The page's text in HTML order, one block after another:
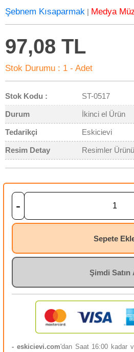
Şebnem Kısaparmak | Medya
97,08 TL
Stok Durumu : 1 - Adet
Stok Kodu : ST-0517
Durum İkinci el Ürün
Tedarikçi Eskicievi
Resim Detay Resimler
-
Sepete
Şimdi Satın
- eskicievi.com'dan Saat 16:00 kadar